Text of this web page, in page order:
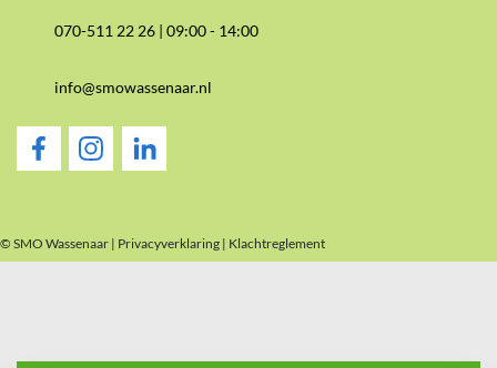
070-511 22 26 |09:00 - 14:00
info@smowassenaar.nl
© SMO Wassenaar | Privacyverklaring | Klachtreglement